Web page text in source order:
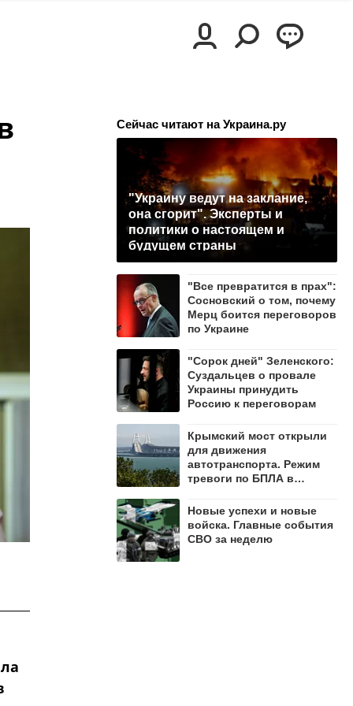
Сейчас читают на Украина.ру
"Украину ведут на заклание,
она сгорит". Эксперты и
политики о настоящем и
будущем страны
"Все превратится в прах":
Сосновский о том, почему
Мерц боится переговоров
по Украине
"Сорок дней" Зеленского:
Суздальцев о провале
Украины принудить
Россию к переговорам
Крымский мост открыли
для движения
автотранспорта. Режим
тревоги по БПЛА в
Новые успехи и новые
войска. Главные события
СВО за неделю